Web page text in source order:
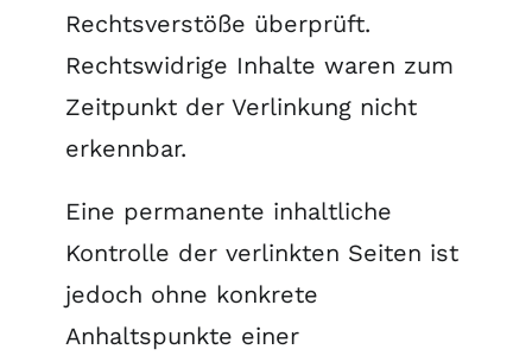
Rechtsverstöße überprüft.
Rechtswidrige Inhalte waren zum
Zeitpunkt der Verlinkung nicht
erkennbar.
Eine permanente inhaltliche
Kontrolle der verlinkten Seiten ist
jedoch ohne konkrete
Anhaltspunkte einer